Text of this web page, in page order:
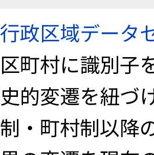
政区域データ
町村に識別子
的変遷を紐づ
・町村制以降